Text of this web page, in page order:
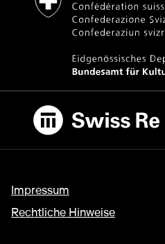
Impressum
Rechtliche Hinweise